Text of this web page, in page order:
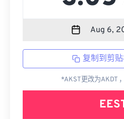
复制到剪
*AKST更改为AKDT